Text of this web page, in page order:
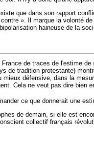
que dans son rapport
». Il marque la volonté
haineuse de la
de traces de l'estime
de tradition protestante)
mieux défensive, dans la
Cela ne veut pas dire bien
ce que donnerait une
de demain, si elle est
collectif français